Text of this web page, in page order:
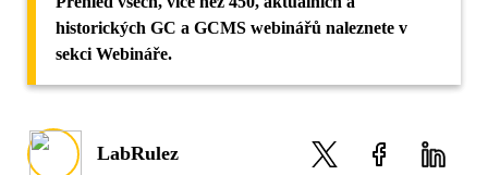
historických GC a GCMS webinářů naleznete v
sekci Webináře.
LabRulez